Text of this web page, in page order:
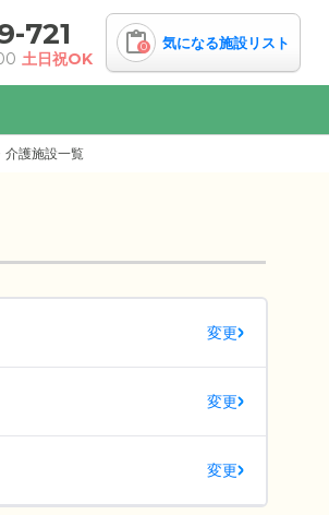
721
土日祝OK
0 気になる施設リスト
介護施設一覧
変更
変更
変更